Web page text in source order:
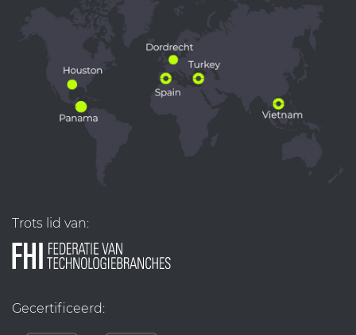
Trots lid van:
Gecertificeerd: